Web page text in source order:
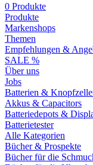
0 Produkte
Produkte
Markenshops
Themen
Empfehlungen &
SALE %
Über uns
Jobs
Batterien &
Akkus & Capacitors
Batteriedepots &
Batterietester
Alle Kategorien
Bücher & Prospekte
Bücher für die